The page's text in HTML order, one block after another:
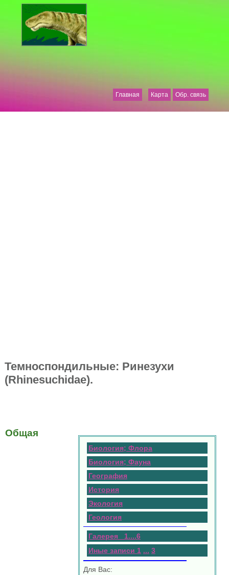
Главная Карта Обр. связь
Темноспондильные: Ринезухи
(Rhinesuchidae).
Биология; Флора
Биология; Фауна
География
История
Экология
Геология
Галерея 1....6
Иные записи 1 ... 3
Для Вас:
Общая